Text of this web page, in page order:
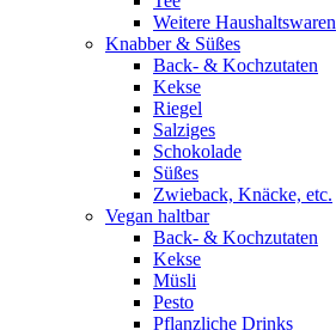
Weitere Haushaltswaren
Knabber & Süßes
Back- & Kochzutaten
Kekse
Riegel
Salziges
Schokolade
Süßes
Zwieback, Knäcke, etc.
Vegan haltbar
Back- & Kochzutaten
Kekse
Müsli
Pesto
Pflanzliche Drinks